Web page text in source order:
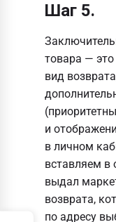
Шаг 5.
товара —
вид
и
в личном
вставляем в
выдал
возврата,
по адресу